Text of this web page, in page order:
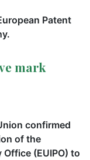
Patent
mark
confirmed
of the
(EUIPO) to